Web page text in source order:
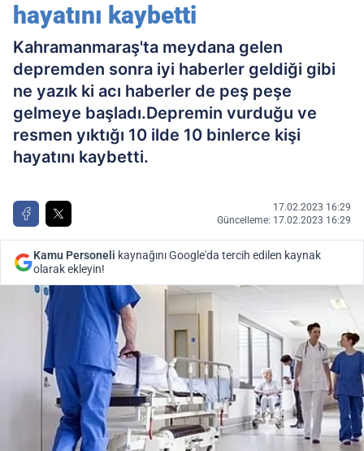
hayatını kaybetti
Kahramanmaraş'ta meydana gelen
depremden sonra iyi haberler geldiği gibi
ne yazık ki acı haberler de peş peşe
gelmeye başladı.Depremin vurduğu ve
resmen yıktığı 10 ilde 10 binlerce kişi
hayatını kaybetti.
17.02.2023 16:29
Güncelleme: 17.02.2023 16:29
Kamu Personeli kaynağını Google'da tercih edilen kaynak
olarak ekleyin!